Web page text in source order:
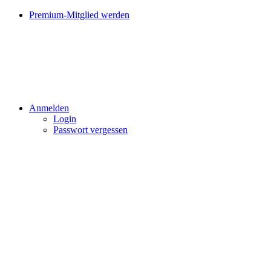
Premium-Mitglied werden
Anmelden
Login
Passwort vergessen